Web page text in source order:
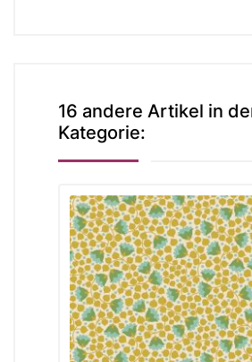
16 andere Artikel in
Kategorie: